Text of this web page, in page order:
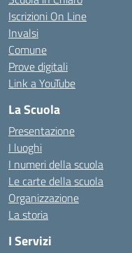
Iscrizioni On Line
Invalsi
Comune
Prove digitali
Link a YouTube
La Scuola
Presentazione
I luoghi
I numeri della scuola
Le carte della scuola
Organizzazione
La storia
I Servizi